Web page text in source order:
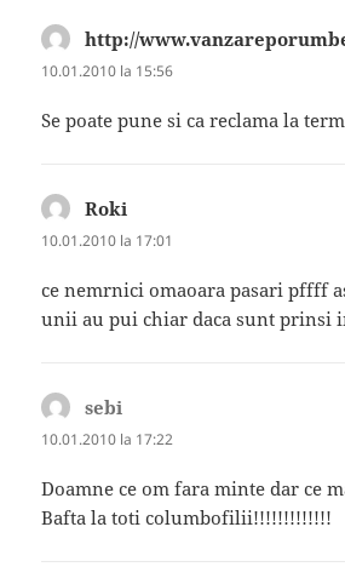
http://
10.01.2010 la 15:56
Se poate pune si ca reclama la
Roki
10.01.2010 la 17:01
ce nemrnici omaoara pasari pffff
unii au pui chiar daca sunt prinsi
sebi
10.01.2010 la 17:22
Doamne ce om fara minte dar ce
Bafta la toti columbofilii!!!!!!!!!!!!!